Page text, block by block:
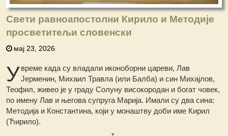
Свети равноапостолни Кирило и Методије
просветитељи словенски
мај 23, 2026
Увреме када су владали иконоборни цареви, Лав
Јерменин, Михаил Травла (или Балба) и син Михајлов,
Теофил, живео је у граду Солуну високородан и богат човек,
по имену Лав и његова супруга Марија. Имали су два сина:
Методија и Константина, који у монаштву доби име Кирил
(Ћирило).